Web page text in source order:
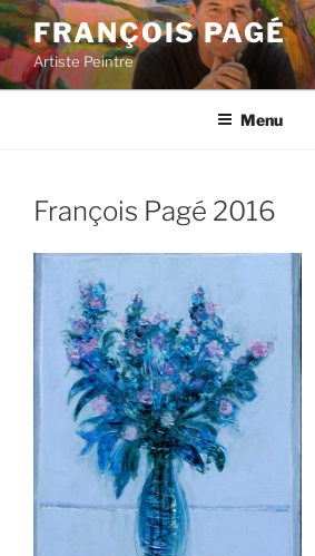
Aller
au
contenu
principal
FRANÇOIS PAGÉ
Artiste Peintre
Menu
François Pagé 2016